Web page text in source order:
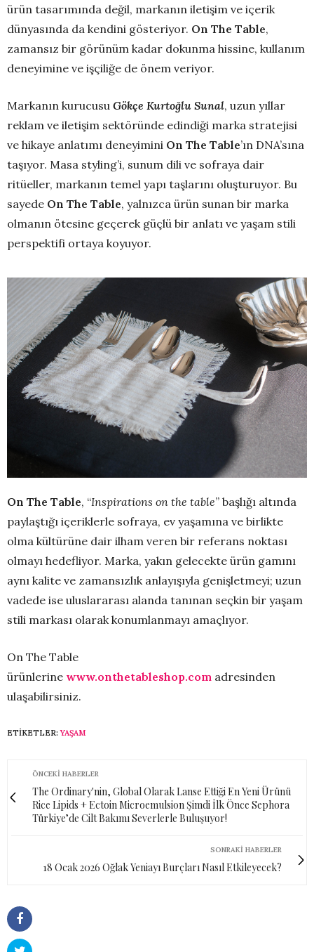
ürün tasarımında değil, markanın iletişim ve içerik
dünyasında da kendini gösteriyor. On The Table,
zamansız bir görünüm kadar dokunma hissine, kullanım
deneyimine ve işçiliğe de önem veriyor.
Markanın kurucusu Gökçe Kurtoğlu Sunal, uzun yıllar
reklam ve iletişim sektöründe edindiği marka stratejisi
ve hikaye anlatımı deneyimini On The Table’ın DNA’sına
taşıyor. Masa styling’i, sunum dili ve sofraya dair
ritüeller, markanın temel yapı taşlarını oluşturuyor. Bu
sayede On The Table, yalnızca ürün sunan bir marka
olmanın ötesine geçerek güçlü bir anlatı ve yaşam stili
perspektifi ortaya koyuyor.
On The Table, “Inspirations on the table” başlığı altında
paylaştığı içeriklerle sofraya, ev yaşamına ve birlikte
olma kültürüne dair ilham veren bir referans noktası
olmayı hedefliyor. Marka, yakın gelecekte ürün gamını
aynı kalite ve zamansızlık anlayışıyla genişletmeyi; uzun
vadede ise uluslararası alanda tanınan seçkin bir yaşam
stili markası olarak konumlanmayı amaçlıyor.
On The Table
ürünlerine www.onthetableshop.com adresinden
ulaşabilirsiniz.
ETIKETLER:YAŞAM
ÖNCEKI HABERLER
The Ordinary'nin, Global Olarak Lanse Ettiği En Yeni Ürünü
Rice Lipids + Ectoin Microemulsion Şimdi İlk Önce Sephora
Türkiye’de Cilt Bakımı Severlerle Buluşuyor!
SONRAKI HABERLER
18 Ocak 2026 Oğlak Yeniayı Burçları Nasıl Etkileyecek?